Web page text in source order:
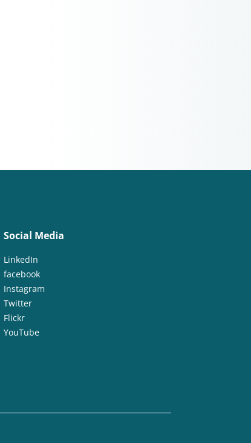
Social Media
LinkedIn
facebook
Instagram
Twitter
Flickr
YouTube